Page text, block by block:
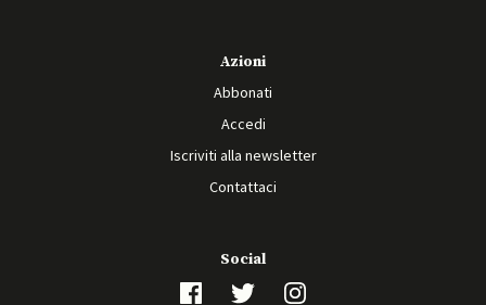
Azioni
Abbonati
Accedi
Iscriviti alla newsletter
Contattaci
Social